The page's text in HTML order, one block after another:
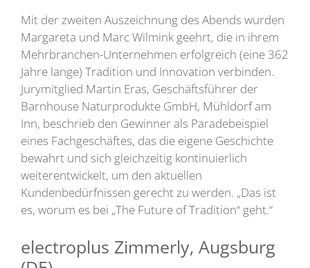
Mit der zweiten Auszeichnung des Abends wurden
Margareta und Marc Wilmink geehrt, die in ihrem
Mehrbranchen-Unternehmen erfolgreich (eine 362
Jahre lange) Tradition und Innovation verbinden.
Jurymitglied Martin Eras, Geschäftsführer der
Barnhouse Naturprodukte GmbH, Mühldorf am
Inn, beschrieb den Gewinner als Paradebeispiel
eines Fachgeschäftes, das die eigene Geschichte
bewahrt und sich gleichzeitig kontinuierlich
weiterentwickelt, um den aktuellen
Kundenbedürfnissen gerecht zu werden. „Das ist
es, worum es bei „The Future of Tradition“ geht.“
electroplus Zimmerly, Augsburg